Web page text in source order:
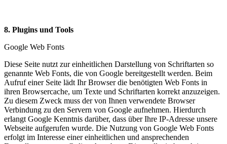
8. Plugins und Tools
Google Web Fonts
Diese Seite nutzt zur einheitlichen Darstellung von Schriftarten so
genannte Web Fonts, die von Google bereitgestellt werden. Beim
Aufruf einer Seite lädt Ihr Browser die benötigten Web Fonts in
ihren Browsercache, um Texte und Schriftarten korrekt anzuzeigen.
Zu diesem Zweck muss der von Ihnen verwendete Browser
Verbindung zu den Servern von Google aufnehmen. Hierdurch
erlangt Google Kenntnis darüber, dass über Ihre IP-Adresse unsere
Webseite aufgerufen wurde. Die Nutzung von Google Web Fonts
erfolgt im Interesse einer einheitlichen und ansprechenden